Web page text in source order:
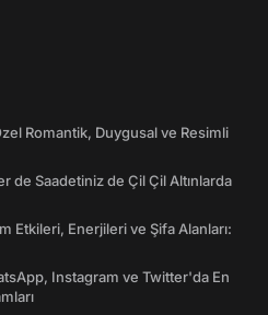
Romantik, Duygusal ve Resimli
de Saadetiniz de Çil Çil Altınlarda
Etkileri, Enerjileri ve Şifa Alanları:
Instagram ve Twitter'da En